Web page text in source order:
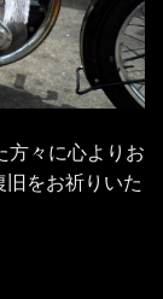
方々に心よりお
旧をお祈りいた